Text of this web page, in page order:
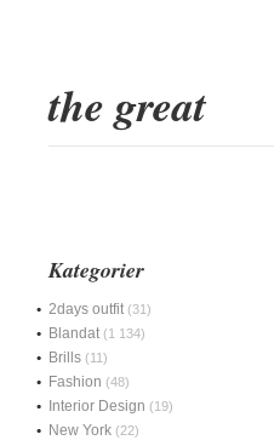
the great
Kategorier
2days outfit (31)
Blandat (1 134)
Brills (11)
Fashion (48)
Interior Design (19)
New York (22)